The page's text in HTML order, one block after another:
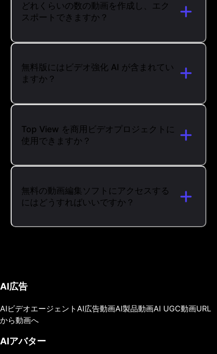
どれくらいの数の動画を作成し、エク
スポートできますか？
無料版にはビデオ強化 AI が含まれてい
ますか？
Top View を商用ビデオプロジェクトに
使用できますか？
無料の動画編集ソフトにアクセスする
にはどうすればいいですか？
AI広告
AIビデオエージェント AI広告動画AI製品動画AI UGC動画URL
から動画へ
AIアバター